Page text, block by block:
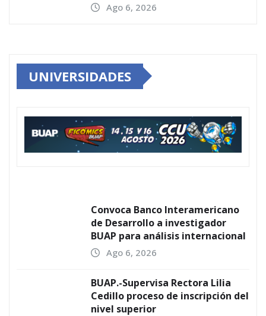
Ago 6, 2026
UNIVERSIDADES
Convoca Banco Interamericano
de Desarrollo a investigador
BUAP para análisis internacional
Ago 6, 2026
BUAP.-Supervisa Rectora Lilia
Cedillo proceso de inscripción del
nivel superior